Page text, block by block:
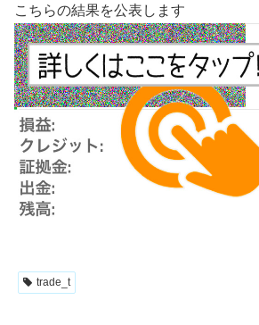
こちらの結果を公表します
trade_t